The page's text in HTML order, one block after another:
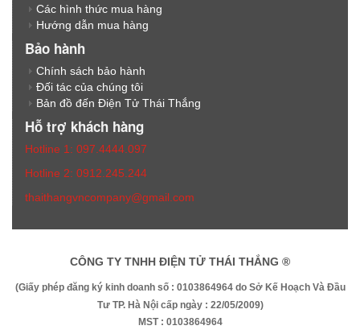
Các hình thức mua hàng
Hướng dẫn mua hàng
Bảo hành
Chính sách bảo hành
Đối tác của chúng tôi
Bản đồ đến Điện Tử Thái Thắng
Hỗ trợ khách hàng
Hotline 1: 097.4444.097
Hotline 2: 0912.245.244
thaithangvncompany@gmail.com
CÔNG TY TNHH ĐIỆN TỬ THÁI THẮNG ®
(Giấy phép đăng ký kinh doanh số : 0103864964 do Sở Kế Hoạch Và Đầu
Tư TP. Hà Nội cấp ngày : 22/05/2009)
MST : 0103864964